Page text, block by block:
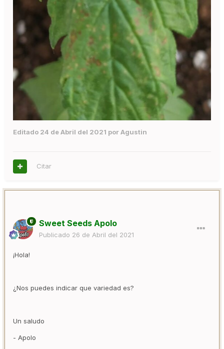
Editado 24 de Abril del 2021 por Agustin
Citar
Sweet Seeds Apolo
Publicado 26 de Abril del 2021
¡Hola!
¿Nos puedes indicar que variedad es?
Un saludo
- Apolo